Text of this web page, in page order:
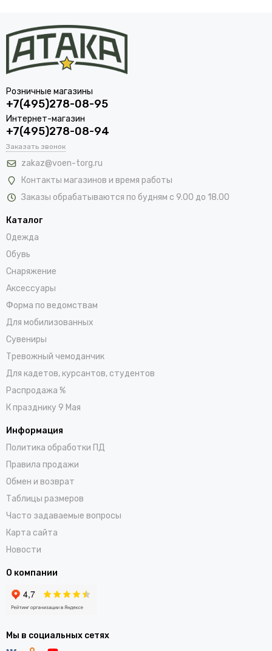
Розничные магазины
+7(495)278-08-95
Интернет-магазин
+7(495)278-08-94
Заказать звонок
zakaz@voen-torg.ru
Контакты магазинов и время работы
Заказы обрабатываются по будням с 9.00 до 18.00
Каталог
Одежда
Обувь
Снаряжение
Аксессуары
Форма по ведомствам
Для мобилизованных
Сувениры
Тревожный чемоданчик
Для кадетов, курсантов, студентов
Распродажа %
К празднику 9 Мая
Информация
Политика обработки ПД
Правила продажи
Обмен и возврат
Таблицы размеров
Часто задаваемые вопросы
Карта сайта
Новости
О компании
Мы в социальных сетях